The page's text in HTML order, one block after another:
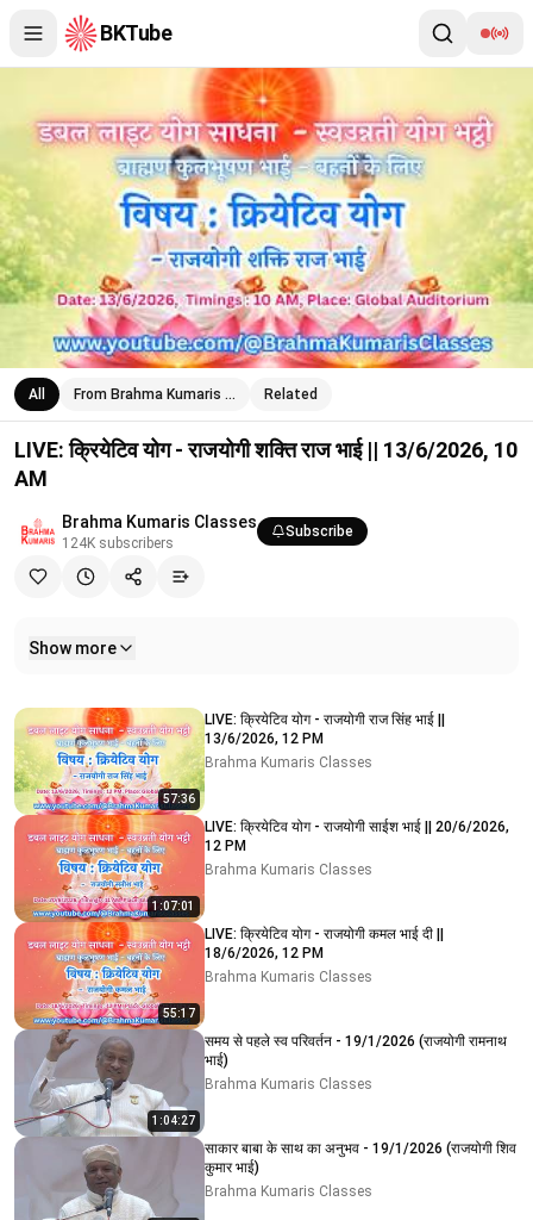
BKTube
LIVE: क्रियेटिव योग - राजयोगी शक्ति राज भाई || 13/6/2026, 10 AM
All From Brahma Kumaris … Related
LIVE: क्रियेटिव योग - राजयोगी शक्ति राज भाई || 13/6/2026, 10
AM
Brahma Kumaris Classes
124K subscribers
Subscribe
Show more
Related videos
57:36
LIVE: क्रियेटिव योग - राजयोगी राज सिंह भाई ||
13/6/2026, 12 PM
Brahma Kumaris Classes
1:07:01
LIVE: क्रियेटिव योग - राजयोगी साईश भाई || 20/6/2026,
12 PM
Brahma Kumaris Classes
55:17
LIVE: क्रियेटिव योग - राजयोगी कमल भाई दी ||
18/6/2026, 12 PM
Brahma Kumaris Classes
1:04:27
समय से पहले स्व परिवर्तन - 19/1/2026 (राजयोगी रामनाथ
भाई)
Brahma Kumaris Classes
साकार बाबा के साथ का अनुभव - 19/1/2026 (राजयोगी शिव
कुमार भाई)
Brahma Kumaris Classes